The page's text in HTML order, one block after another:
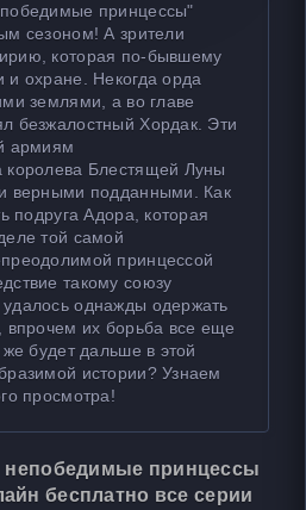
принцессы"
сезоном! А зрители
которая по-бывшему
охране. Некогда орда
землями, а во главе
безжалостный Хордак. Эти
армиям
королева Блестящей Луны
верными подданными. Как
подруга Адора, которая
той самой
принцессой
такому союзу
однажды одержать
впрочем их борьба все еще
будет дальше в этой
истории? Узнаем
просмотра!
принцессы
бесплатно все серии